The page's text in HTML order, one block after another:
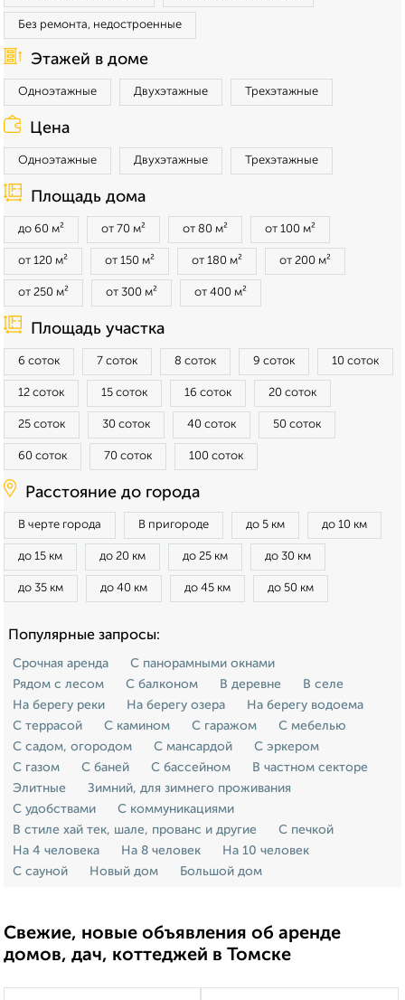
Без ремонта, недостроенные
Этажей в доме
Одноэтажные Двухэтажные Трехэтажные
Цена
Одноэтажные Двухэтажные Трехэтажные
Площадь дома
до 60 м² от 70 м² от 80 м² от 100 м²
от 120 м² от 150 м² от 180 м² от 200 м²
от 250 м² от 300 м² от 400 м²
Площадь участка
6 соток 7 соток 8 соток 9 соток 10 соток
12 соток 15 соток 16 соток 20 соток
25 соток 30 соток 40 соток 50 соток
60 соток 70 соток 100 соток
Расстояние до города
В черте города В пригороде до 5 км до 10 км
до 15 км до 20 км до 25 км до 30 км
до 35 км до 40 км до 45 км до 50 км
Популярные запросы:
Срочная аренда
С панорамными окнами
Рядом с лесом
С балконом В деревне
В селе
На берегу реки
На берегу озера
На берегу водоема
С террасой
С камином С гаражом
С мебелью
С садом, огородом
С мансардой
С эркером
С газом
С баней С бассейном
В частном секторе
Элитные
Зимний, для зимнего проживания
С удобствами
С коммуникациями
В стиле хай тек, шале, прованс и другие
С печкой
На 4 человека
На 8 человек
На 10 человек
С сауной
Новый дом Большой дом
Свежие, новые объявления об аренде
домов, дач, коттеджей в Томске